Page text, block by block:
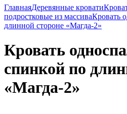
ГлавнаяДеревянные кровати
подростковые из массиваКровать
длинной стороне «Магда-2»
Кровать
спинкой по
«Магда-2»